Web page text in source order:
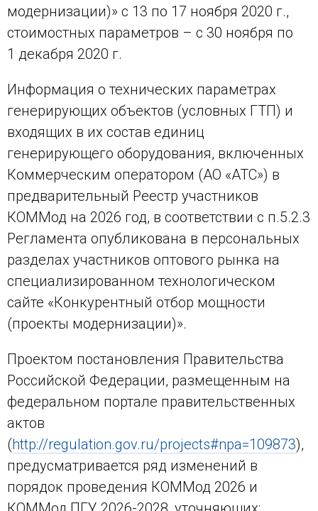
модернизации)» с 13 по 17 ноября 2020 г.,
стоимостных параметров – с 30 ноября по
1 декабря 2020 г.
Информация о технических параметрах
генерирующих объектов (условных ГТП) и
входящих в их состав единиц
генерирующего оборудования, включенных
Коммерческим оператором (АО «АТС») в
предварительный Реестр участников
КОММод на 2026 год, в соответствии с п.5.2.3
Регламента опубликована в персональных
разделах участников оптового рынка на
специализированном технологическом
сайте «Конкурентный отбор мощности
(проекты модернизации)».
Проектом постановления Правительства
Российской Федерации, размещенным на
федеральном портале правительственных
актов
(http://regulation.gov.ru/projects#npa=109873),
предусматривается ряд изменений в
порядок проведения КОММод 2026 и